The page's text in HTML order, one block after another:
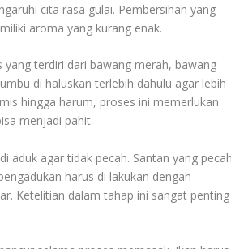
cita rasa gulai. Pembersihan yang
aroma yang kurang enak.
yang terdiri dari bawang merah, bawang
di haluskan terlebih dahulu agar lebih
hingga harum, proses ini memerlukan
menjadi pahit.
aduk agar tidak pecah. Santan yang
harus di lakukan dengan
Ketelitian dalam tahap ini sangat penting